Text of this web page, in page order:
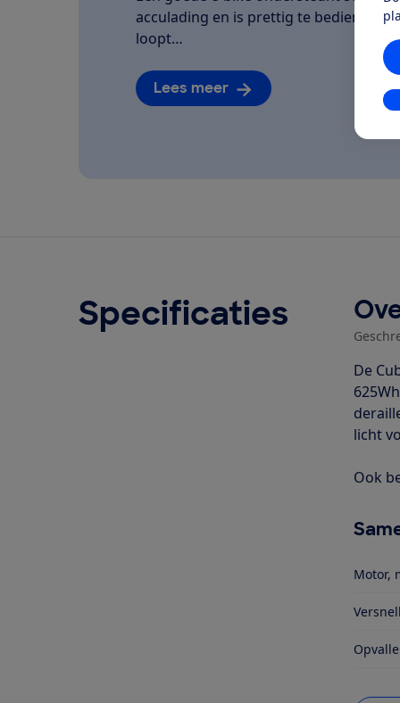
acculading en is prettig te bedienen.
loopt…
Lees meer
Specificaties
De
licht
Ook
Motor,